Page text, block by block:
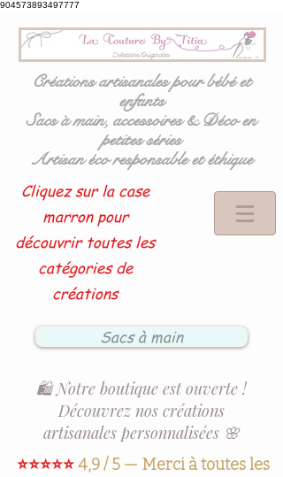
904573893497777
Créations artisanales pour bébé et
enfants
Sacs à main, accessoires & Déco en
petites séries
Artisan éco responsable et éthique
Cliquez sur la case
marron pour
découvrir toutes les
catégories de
créations
Sacs à main
🛍️ Notre boutique est ouverte !
Découvrez nos créations
artisanales personnalisées 🌸
⭐⭐⭐⭐⭐4,9 / 5 — Merci à toutes les